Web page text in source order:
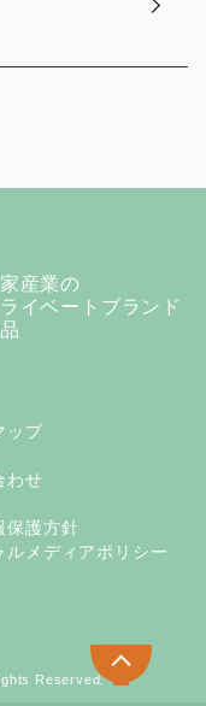
産業の
イベートブランド
ップ
わせ
保護方針
ルメディアポリシー
Reserved.